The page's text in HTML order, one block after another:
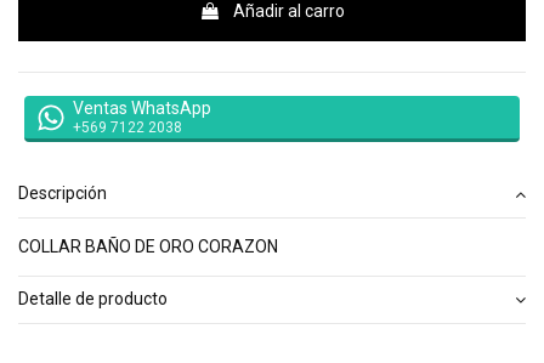
Añadir al carro
Ventas WhatsApp
+569 7122 2038
Descripción
COLLAR BAÑO DE ORO CORAZON
Detalle de producto